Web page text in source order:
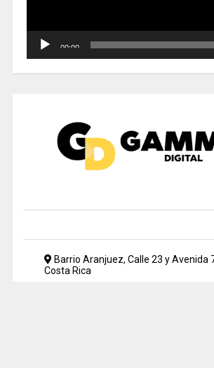
00:00
Barrio Aranjuez, Calle 23 y Avenida
Costa Rica